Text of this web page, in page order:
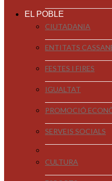
EL POBLE
CIUTADANIA
ENTITATS
FESTES I FIRES
IGUALTAT
PROMOCIÓ
SERVEIS SOCIALS
CULTURA